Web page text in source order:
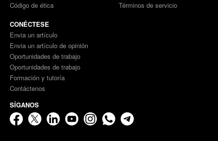
Código de ética
Términos de servicio
CONÉCTESE
Envia un artículo
Envia un artículo de opinión
Oportunidades de trabajo
Oportunidades de trabajo
Formación y tutoría
Contáctenos
SÍGANOS